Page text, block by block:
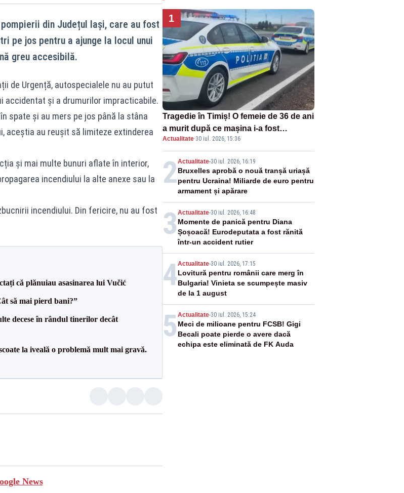
din Județul Iași, care au fost
pe jos pentru a ajunge la locul unui
greu accesibilă.
de Urgență, autospecialele nu au putut
accidentat și a drumurilor impracticabile.
spate și au mers pe jos până la stâna
aceștia au reușit să limiteze extinderea
și mai multe bunuri aflate în interior,
incendiului la alte anexe sau la
incendiului. Din fericire, nu au fost
că plănuiau asasinarea lui Vučić
să mai pierd bani?”
decese în rândul tinerilor decât
la iveală o problemă mult mai gravă.
News
1
Tragedie în Timiș! O femeie de 36 de ani
a murit după ce mașina i-a fost
spulberată de tren
Actualitate·30 iul. 2026, 15:36
2Actualitate-30 iul. 2026, 16:19
Bruxelles aprobă o nouă tranșă uriașă
pentru Ucraina! Miliarde de euro pentru
armament și apărare
3 Actualitate-30 iul. 2026, 16:48
Momente de panică pentru Diana
Șoșoacă! Eurodeputata a fost rănită
într-un accident rutier
4Actualitate-30 iul. 2026, 17:15
Lovitură pentru românii care merg în
Bulgaria! Vinieta se scumpește masiv
de la 1 august
5 Actualitate-30 iul. 2026, 15:24
Meci de milioane pentru FCSB! Gigi
Becali poate pierde o avere dacă
echipa este eliminată de FK Auda